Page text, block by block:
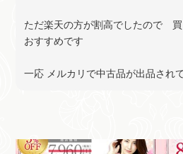
ただ楽天の方が割高でしたので 買
おすすめです
一応 メルカリで中古品が出品され